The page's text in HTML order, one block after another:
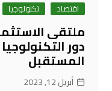
اقتصاد تكنولوجيا
دور
المستقبل
أبريل 12, 2023